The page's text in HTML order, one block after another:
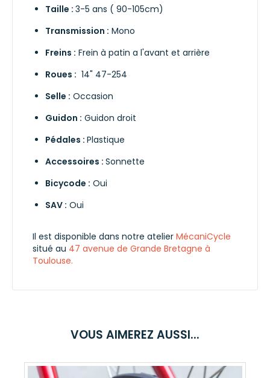
Taille : 3-5 ans ( 90-105cm)
Transmission : Mono
Freins : Frein à patin a l'avant et arrière
Roues : 14" 47-254
Selle : Occasion
Guidon : Guidon droit
Pédales : Plastique
Accessoires : Sonnette
Bicycode : Oui
SAV : Oui
Il est disponible dans notre atelier MécaniCycle
situé au 47 avenue de Grande Bretagne à
Toulouse.
VOUS AIMEREZ AUSSI...